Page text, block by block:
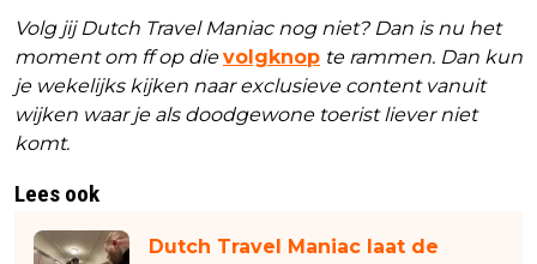
Volg jij Dutch Travel Maniac nog niet? Dan is nu het
moment om ff op dievolgknop te rammen. Dan kun
je wekelijks kijken naar exclusieve content vanuit
wijken waar je als doodgewone toerist liever niet
komt.
Lees ook
Dutch Travel Maniac laat de